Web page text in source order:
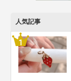
人気記事